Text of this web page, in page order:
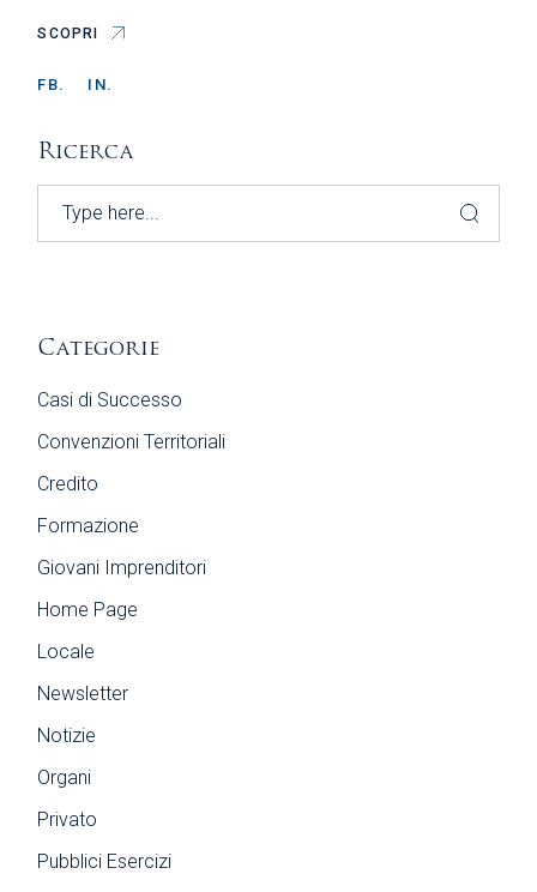
SCOPRI
FB. IN.
Ricerca
Search
Categorie
Casi di Successo
Convenzioni Territoriali
Credito
Formazione
Giovani Imprenditori
Home Page
Locale
Newsletter
Notizie
Organi
Privato
Pubblici Esercizi